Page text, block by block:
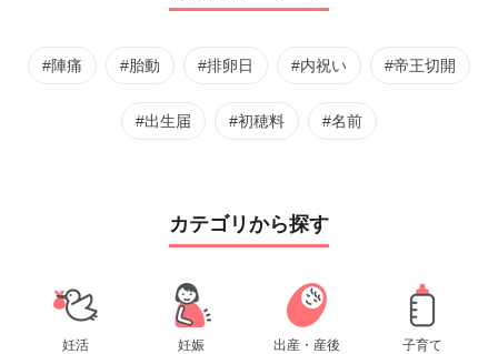
#陣痛 #胎動 #排卵日 #内祝い #帝王切開
#出生届 #初穂料 #名前
カテゴリから探す
妊活 妊娠 出産・産後 子育て